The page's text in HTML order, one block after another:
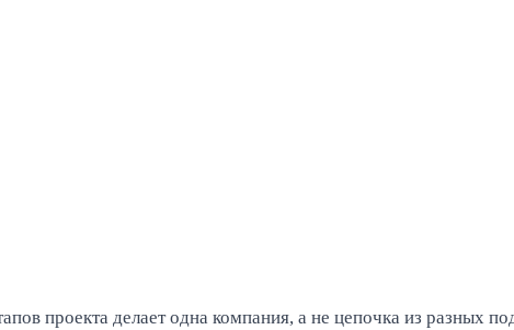
проекта делает одна компания, а не цепочка из разных